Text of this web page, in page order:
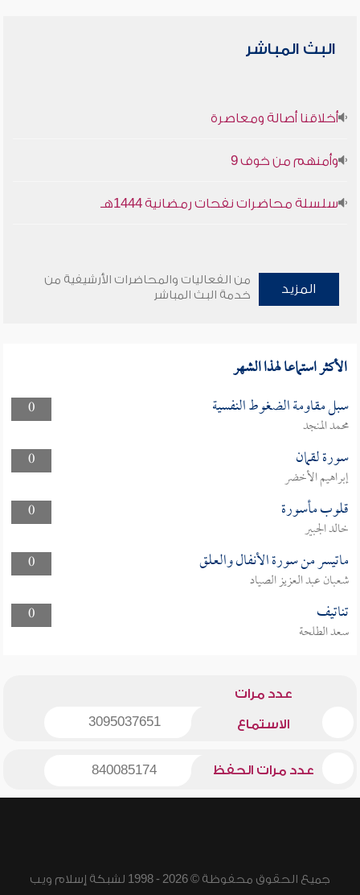
البث المباشر
أخلاقنا أصالة ومعاصرة
وأمنهم من خوف 9
سلسلة محاضرات نفحات رمضانية 1444هـ
المزيد
من الفعاليات والمحاضرات الأرشيفية من
خدمة البث المباشر
الأكثر استماعا لهذا الشهر
0 سبل مقاومة الضغوط النفسية
محمد المنجد
0
سورة لقمان
إبراهيم الأخضر
0
قلوب مأسورة
خالد الجبير
0
ماتيسر من سورة الأنفال والعلق
شعبان عبد العزيز الصياد
0
تناتيف
سعد الطلحة
عدد مرات
الاستماع 3095037651
عدد مرات الحفظ 840085174
جميع الحقوق محفوظة © 2026 - 1998 لشبكة إسلام ويب